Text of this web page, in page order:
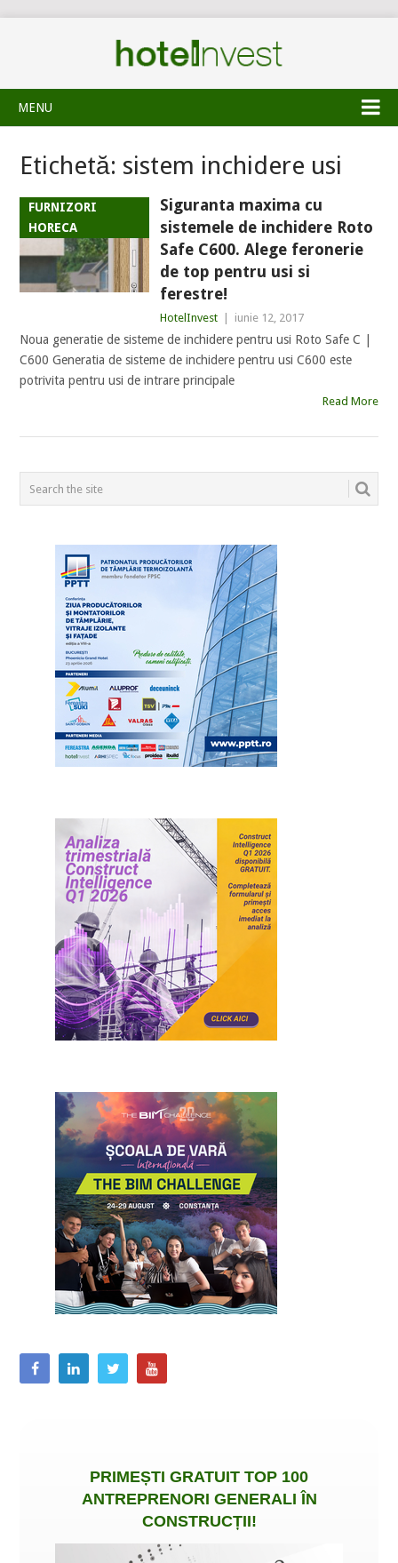
MENU
Etichetă: sistem inchidere usi
FURNIZORI
HORECA
Siguranta maxima cu
sistemele de inchidere Roto
Safe C600. Alege feronerie
de top pentru usi si
ferestre!
HotelInvest iunie 12, 2017
Noua generatie de sisteme de inchidere pentru usi Roto Safe C |
C600 Generatia de sisteme de inchidere pentru usi C600 este
potrivita pentru usi de intrare principale
Read More
POSTS
NAVIGATION
PRIMEȘTI GRATUIT TOP 100
ANTREPRENORI GENERALI ÎN
CONSTRUCȚII!